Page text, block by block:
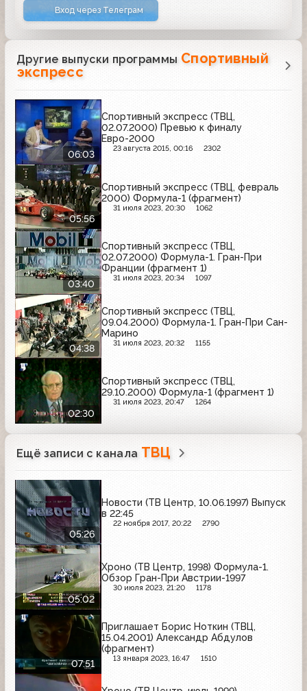
Вход через Телеграм
Другие выпуски программы Спортивный
экспресс
06:03
Спортивный экспресс (ТВЦ,
02.07.2000) Превью к финалу
Евро-2000
23 августа 2015, 00:16 2302
05:56
Спортивный экспресс (ТВЦ, февраль
2000) Формула-1 (фрагмент)
31 июля 2023, 20:30 1062
03:40
Спортивный экспресс (ТВЦ,
02.07.2000) Формула-1. Гран-При
Франции (фрагмент 1)
31 июля 2023, 20:34 1097
04:38
Спортивный экспресс (ТВЦ,
09.04.2000) Формула-1. Гран-При Сан-
Марино
31 июля 2023, 20:32 1155
02:30
Спортивный экспресс (ТВЦ,
29.10.2000) Формула-1 (фрагмент 1)
31 июля 2023, 20:47 1264
Ещё записи с канала ТВЦ
05:26
Новости (ТВ Центр, 10.06.1997) Выпуск
в 22:45
22 ноября 2017, 20:22 2790
05:02
Хроно (ТВ Центр, 1998) Формула-1.
Обзор Гран-При Австрии-1997
30 июля 2023, 21:20 1178
07:51
Приглашает Борис Ноткин (ТВЦ,
15.04.2001) Александр Абдулов
(фрагмент)
13 января 2023, 16:47 1510